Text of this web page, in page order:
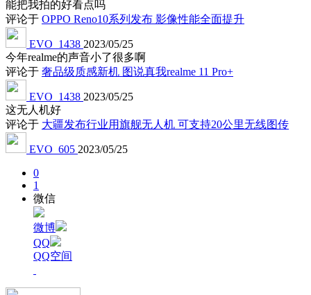
能把我拍的好看点吗
评论于 OPPO Reno10系列发布 影像性能全面提升
EVO_1438 2023/05/25
今年realme的声音小了很多啊
评论于 奢品级质感新机 图说真我realme 11 Pro+
EVO_1438 2023/05/25
这无人机好
评论于 大疆发布行业用旗舰无人机 可支持20公里无线图传
EVO_605 2023/05/25
0
1
微信
微博
QQ
QQ空间